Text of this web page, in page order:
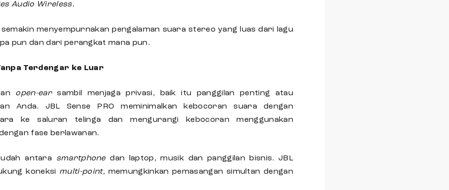
Audio Wireless.
semakin menyempurnakan pengalaman suara stereo yang luas dari lagu
pun dan dari perangkat mana pun.
Terdengar ke Luar
open-earsambil menjaga privasi, baik itu panggilan penting atau
Anda. JBL Sense PRO meminimalkan kebocoran suara dengan
ke saluran telinga dan mengurangi kebocoran menggunakan
fase berlawanan.
antara smartphonedan laptop, musik dan panggilan bisnis. JBL
koneksi multi-point, memungkinkan pemasangan simultan dengan